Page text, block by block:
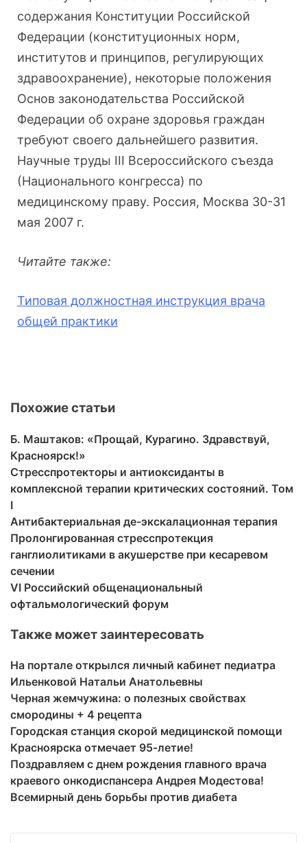
содержания Конституции Российской
Федерации (конституционных норм,
институтов и принципов, регулирующих
здравоохранение), некоторые положения
Основ законодательства Российской
Федерации об охране здоровья граждан
требуют своего дальнейшего развития.
Научные труды III Всероссийского съезда
(Национального конгресса) по
медицинскому праву. Россия, Москва 30-31
мая 2007 г.
Читайте также:
Типовая должностная инструкция врача
общей практики
Похожие статьи
Б. Маштаков: «Прощай, Курагино. Здравствуй,
Красноярск!»
Стресспротекторы и антиоксиданты в
комплексной терапии критических состояний. Том
I
Антибактериальная де-экскалационная терапия
Пролонгированная стресспротекция
ганглиолитиками в акушерстве при кесаревом
сечении
VI Российский общенациональный
офтальмологический форум
Также может заинтересовать
На портале открылся личный кабинет педиатра
Ильенковой Натальи Анатольевны
Черная жемчужина: о полезных свойствах
смородины + 4 рецепта
Городская станция скорой медицинской помощи
Красноярска отмечает 95-летие!
Поздравляем с днем рождения главного врача
краевого онкодиспансера Андрея Модестова!
Всемирный день борьбы против диабета